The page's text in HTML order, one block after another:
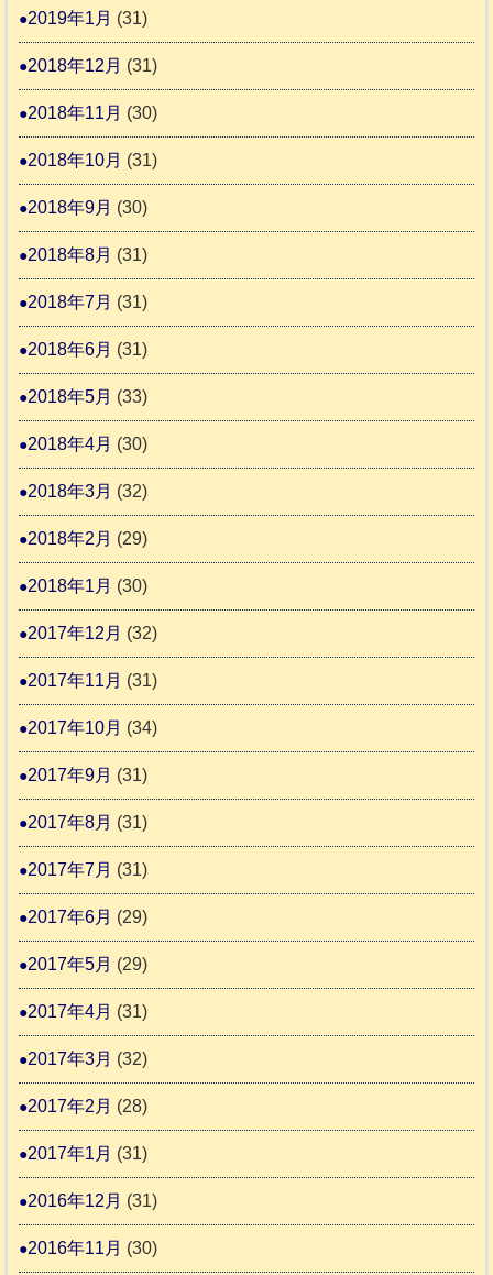
2019年1月 (31)
2018年12月 (31)
2018年11月 (30)
2018年10月 (31)
2018年9月 (30)
2018年8月 (31)
2018年7月 (31)
2018年6月 (31)
2018年5月 (33)
2018年4月 (30)
2018年3月 (32)
2018年2月 (29)
2018年1月 (30)
2017年12月 (32)
2017年11月 (31)
2017年10月 (34)
2017年9月 (31)
2017年8月 (31)
2017年7月 (31)
2017年6月 (29)
2017年5月 (29)
2017年4月 (31)
2017年3月 (32)
2017年2月 (28)
2017年1月 (31)
2016年12月 (31)
2016年11月 (30)